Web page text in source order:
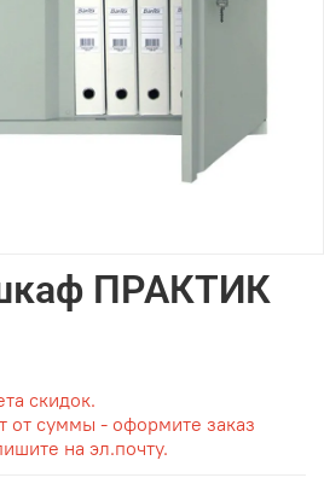
ПРАКТИК
скидок.
от суммы - оформите заказ
на эл.почту.